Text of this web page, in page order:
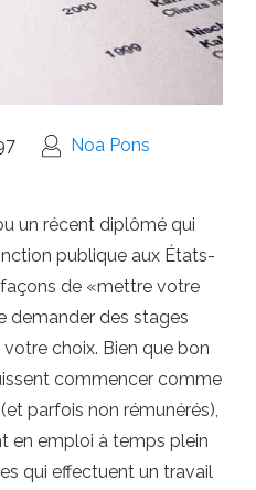
Noa Pons
un récent diplômé qui
publique aux États-
de «mettre votre
demander des stages
choix. Bien que bon
commencer comme
parfois non rémunérés),
en emploi à temps plein
qui effectuent un travail